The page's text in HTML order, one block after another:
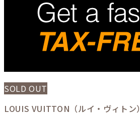
SOLD OUT
LOUIS VUITTON（ルイ・ヴィトン）